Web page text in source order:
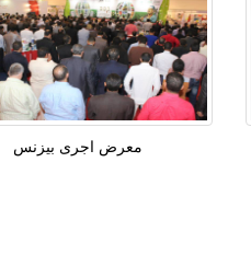
معرض اجرى بيزنس